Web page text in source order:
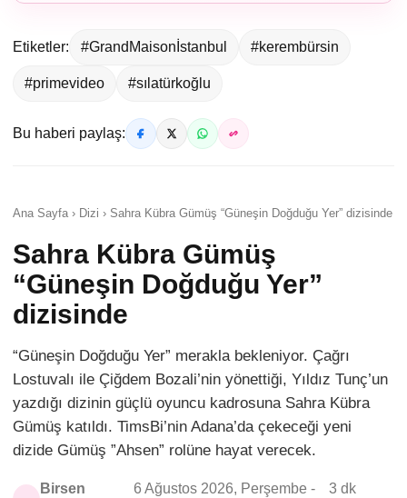
Etiketler: #GrandMaisonİstanbul #kerembürsin
#primevideo #sılatürkoğlu
Bu haberi paylaş:
Ana Sayfa › Dizi › Sahra Kübra Gümüş “Güneşin Doğduğu Yer” dizisinde
Sahra Kübra Gümüş
“Güneşin Doğduğu Yer”
dizisinde
“Güneşin Doğduğu Yer” merakla bekleniyor. Çağrı
Lostuvalı ile Çiğdem Bozali’nin yönettiği, Yıldız Tunç’un
yazdığı dizinin güçlü oyuncu kadrosuna Sahra Kübra
Gümüş katıldı. TimsBi’nin Adana’da çekeceği yeni
dizide Gümüş ”Ahsen” rolüne hayat verecek.
Birsen
6 Ağustos 2026, Perşembe -
3 dk